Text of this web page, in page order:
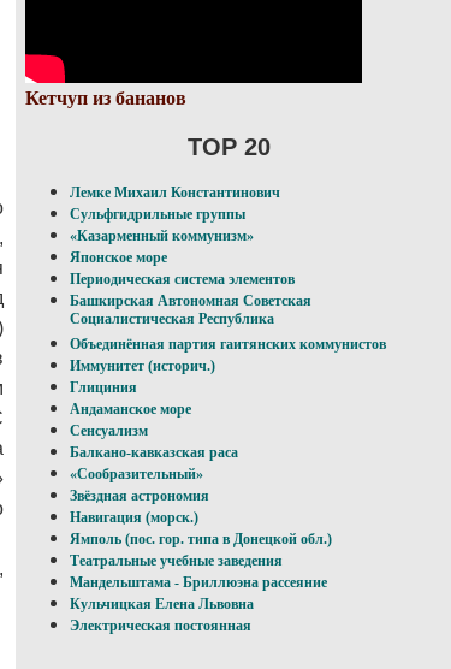
Кетчуп из бананов
TOP 20
Лемке Михаил Константинович
Сульфгидрильные группы
«Казарменный коммунизм»
Японское море
Периодическая система элементов
Башкирская Автономная Советская
Социалистическая Республика
Объединённая партия гаитянских коммунистов
Иммунитет (историч.)
Глициния
Андаманское море
Сенсуализм
Балкано-кавказская раса
«Сообразительный»
Звёздная астрономия
Навигация (морск.)
Ямполь (пос. гор. типа в Донецкой обл.)
Театральные учебные заведения
Мандельштама - Бриллюэна рассеяние
Кульчицкая Елена Львовна
Электрическая постоянная